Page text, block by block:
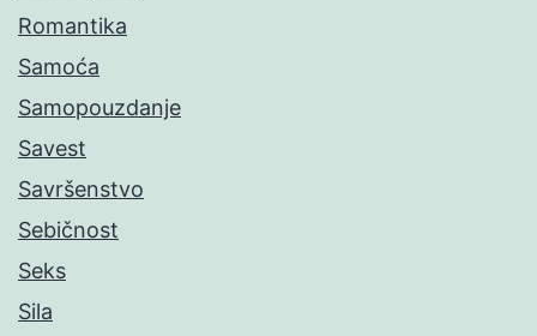
Romantika
Samoća
Samopouzdanje
Savest
Savršenstvo
Sebičnost
Seks
Sila